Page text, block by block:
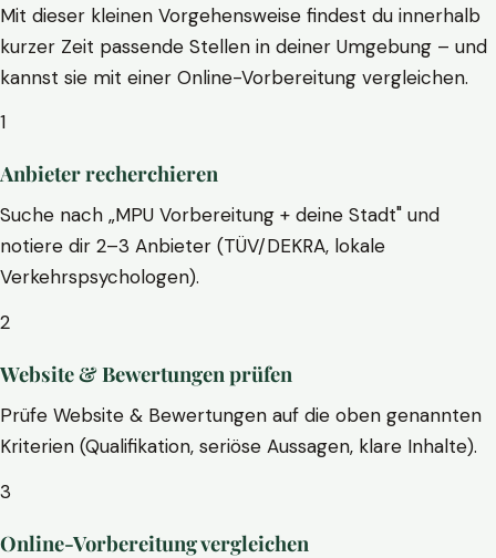
Mit dieser kleinen Vorgehensweise findest du innerhalb
kurzer Zeit passende Stellen in deiner Umgebung – und
kannst sie mit einer Online-Vorbereitung vergleichen.
1
Anbieter recherchieren
Suche nach „MPU Vorbereitung + deine Stadt" und
notiere dir 2–3 Anbieter (TÜV/DEKRA, lokale
Verkehrspsychologen).
2
Website & Bewertungen prüfen
Prüfe Website & Bewertungen auf die oben genannten
Kriterien (Qualifikation, seriöse Aussagen, klare Inhalte).
3
Online-Vorbereitung vergleichen